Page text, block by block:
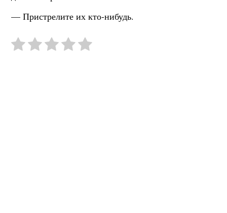
— Пристрелите их кто-нибудь.